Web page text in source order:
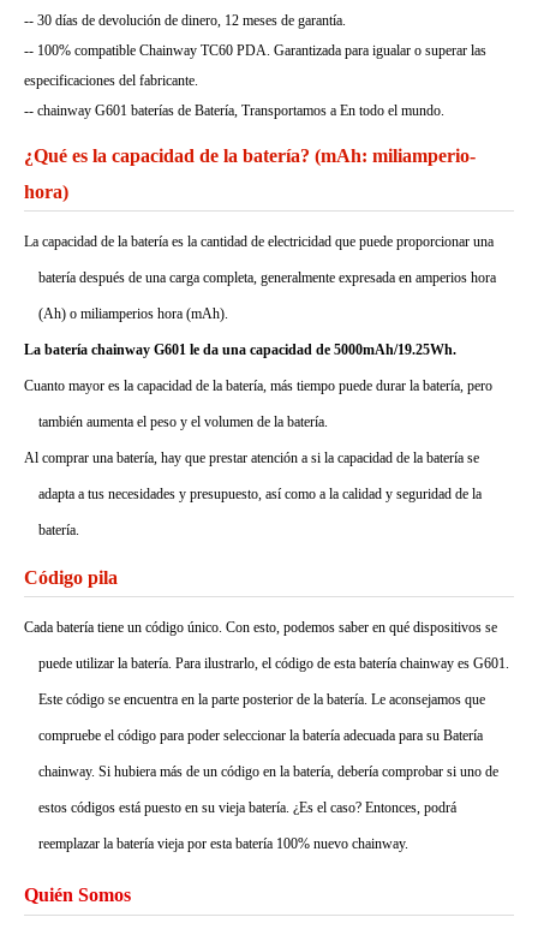
-- 30 días de devolución de dinero, 12 meses de garantía.
-- 100% compatible Chainway TC60 PDA. Garantizada para igualar o superar las
especificaciones del fabricante.
-- chainway G601 baterías de Batería, Transportamos a En todo el mundo.
¿Qué es la capacidad de la batería? (mAh: miliamperio-
hora)
La capacidad de la batería es la cantidad de electricidad que puede proporcionar una
batería después de una carga completa, generalmente expresada en amperios hora
(Ah) o miliamperios hora (mAh).
La batería chainway G601 le da una capacidad de 5000mAh/19.25Wh.
Cuanto mayor es la capacidad de la batería, más tiempo puede durar la batería, pero
también aumenta el peso y el volumen de la batería.
Al comprar una batería, hay que prestar atención a si la capacidad de la batería se
adapta a tus necesidades y presupuesto, así como a la calidad y seguridad de la
batería.
Código pila
Cada batería tiene un código único. Con esto, podemos saber en qué dispositivos se
puede utilizar la batería. Para ilustrarlo, el código de esta batería chainway es G601.
Este código se encuentra en la parte posterior de la batería. Le aconsejamos que
compruebe el código para poder seleccionar la batería adecuada para su Batería
chainway. Si hubiera más de un código en la batería, debería comprobar si uno de
estos códigos está puesto en su vieja batería. ¿Es el caso? Entonces, podrá
reemplazar la batería vieja por esta batería 100% nuevo chainway.
Quién Somos